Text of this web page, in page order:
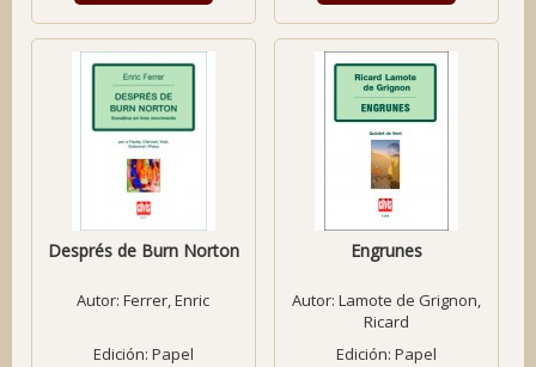
Després de Burn Norton
Autor:Ferrer, Enric
Edición: Papel
Engrunes
Autor: Lamote de Grignon,
Ricard
Edición: Papel